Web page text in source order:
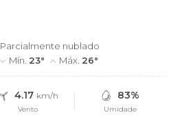
Parcialmente nublado
Mín. 23° Máx. 26°
4.17 km/h
Vento
83%
Umidade